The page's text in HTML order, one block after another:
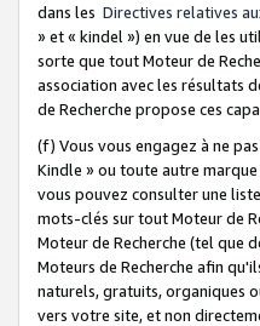
dans les Directives relatives
» et « kindel ») en vue de les
sorte que tout Moteur de
association avec les résultats
de Recherche propose ces
(f) Vous vous engagez à ne
Kindle » ou toute autre
vous pouvez consulter une
mots-clés sur tout Moteur de
Moteur de Recherche (tel que
Moteurs de Recherche afin
naturels, gratuits, organiques
vers votre site, et non